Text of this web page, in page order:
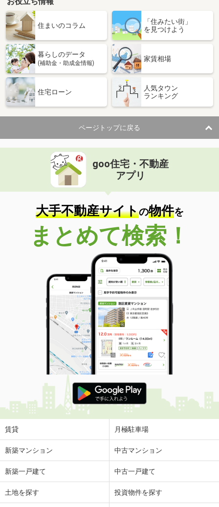
住まいのコラム
「住みたい街」
を見つけよう
暮らしのデータ
(補助金・助成金情報)
家賃相場
住宅ローン
人気タウン
ランキング
ページトップに戻る
goo住宅・不動産
アプリ
大手不動産サイトの物件を
まとめて検索！
賃貸 月極駐車場
新築マンション 中古マンション
新築一戸建て 中古一戸建て
土地を探す 投資物件を探す